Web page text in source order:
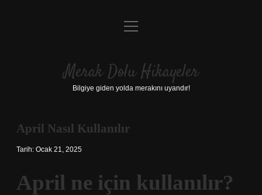
Anasayfa
Yasal Uyarı
menüyü
Merak Dolu Hikayeler
Bilgiye giden yolda merakını uyandır!
April Nasıl Kullanılır
Tarih: Ocak 21, 2025
April ne için kullanılır?